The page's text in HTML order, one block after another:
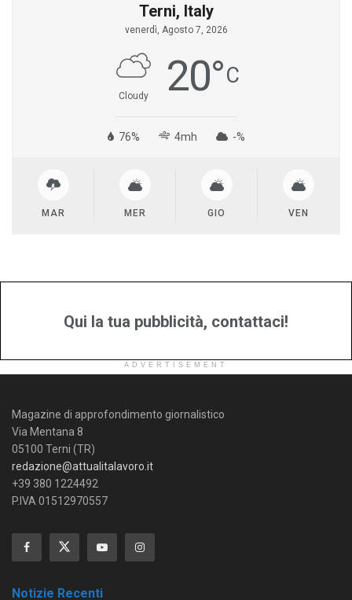
Terni, Italy
venerdì, Agosto 7, 2026
Cloudy 20°C
76% 4mh -%
MAR MER GIO VEN
Qui la tua pubblicità, contattaci!
ADVERTISEMENT
Magazine di approfondimento giornalistico
Via Mentana 8
05100 Terni (TR)
redazione@attualitalavoro.it
+39 380 1224492
P.IVA 01512970557
Notizie Recenti